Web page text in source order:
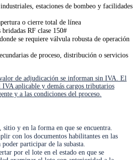
estaciones de bombeo y facilidades
o cierre total de línea
RF clase 150#
se requiere válvula robusta de operación
de proceso, distribución o servicios
de adjudicación se informan sin IVA. El
aplicable y demás cargos tributarios
y a las condiciones del proceso.
y en la forma en que se encuentra.
con los documentos habilitantes en las
poder participar de la subasta.
por el lote en el estado en que se